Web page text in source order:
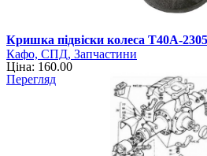
Кришка підвіски колеса Т40А-
Кафо, СПД, Запчастини
Ціна: 160.00
Перегляд